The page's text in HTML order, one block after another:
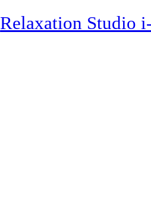
Relaxation Studio